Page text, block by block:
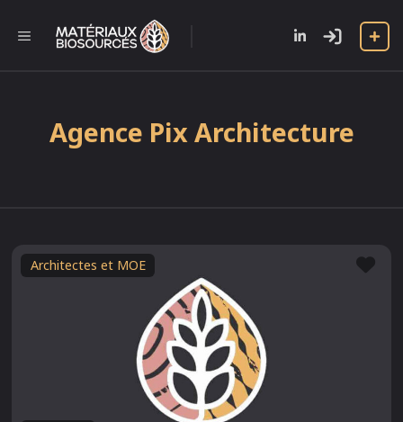
contenu
MENU
Agence Pix Architecture
Architectes et MOE